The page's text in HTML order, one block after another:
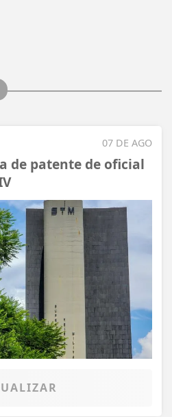
07 DE AGO
de patente de oficial